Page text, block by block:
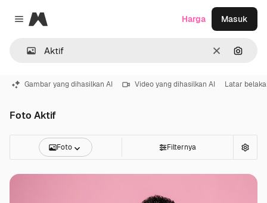
Close menu
Magnific
Jernih
Harga Masuk
Gambar yang dihasilkan AI Video yang dihasilkan AI Latar
Foto Aktif
Foto Filternya